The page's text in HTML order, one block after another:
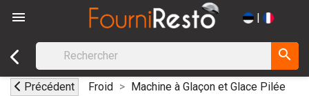
 |
search
Précédent Froid Machine à Glaçon et Glace Pilée